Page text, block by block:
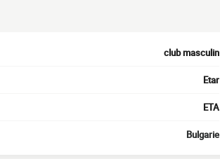
club masculin
Etar
ETA
Bulgarie